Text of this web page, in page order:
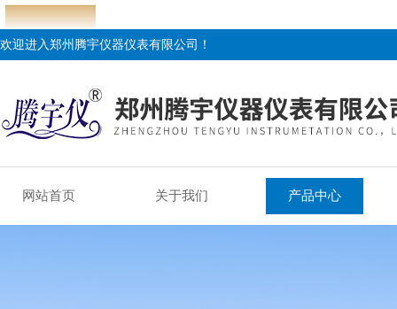
欢迎进入郑州腾宇仪器仪表有限公司！
网站首页 关于我们 产品中心